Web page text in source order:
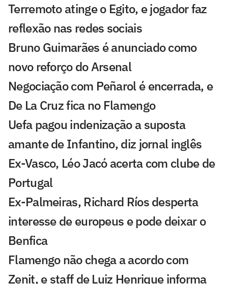
Terremoto atinge o Egito, e jogador faz
reflexão nas redes sociais
Bruno Guimarães é anunciado como
novo reforço do Arsenal
Negociação com Peñarol é encerrada, e
De La Cruz fica no Flamengo
Uefa pagou indenização a suposta
amante de Infantino, diz jornal inglês
Ex-Vasco, Léo Jacó acerta com clube de
Portugal
Ex-Palmeiras, Richard Ríos desperta
interesse de europeus e pode deixar o
Benfica
Flamengo não chega a acordo com
Zenit, e staff de Luiz Henrique informa